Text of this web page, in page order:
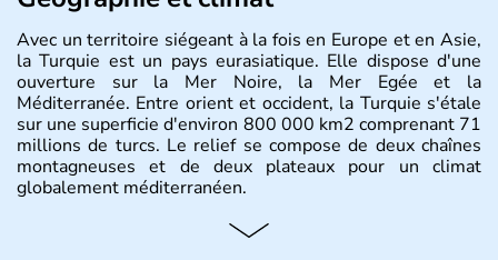
Avec un territoire siégeant à la fois en Europe et en Asie,
la Turquie est un pays eurasiatique. Elle dispose d'une
ouverture sur la Mer Noire, la Mer Egée et la
Méditerranée. Entre orient et occident, la Turquie s'étale
sur une superficie d'environ 800 000 km2 comprenant 71
millions de turcs. Le relief se compose de deux chaînes
montagneuses et de deux plateaux pour un climat
globalement méditerranéen.
Histoire et administration